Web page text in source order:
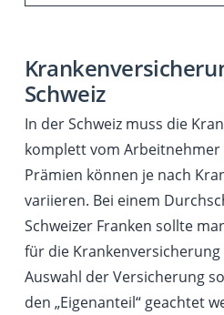
Schweiz
In der Schweiz muss die
komplett vom Arbeitnehmer
Prämien können je nach
variieren. Bei einem
Schweizer Franken sollte
für die
Auswahl der Versicherung
den „Eigenanteil“ geachtet